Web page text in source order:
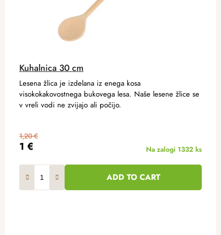
Kuhalnica 30 cm
1 €
1,20 €
Na zalogi 1332 ks
ADD TO CART
Lesena žlica je izdelana iz enega kosa
visokokakovostnega bukovega lesa. Naše lesene žlice se
v vreli vodi ne zvijajo ali počijo.